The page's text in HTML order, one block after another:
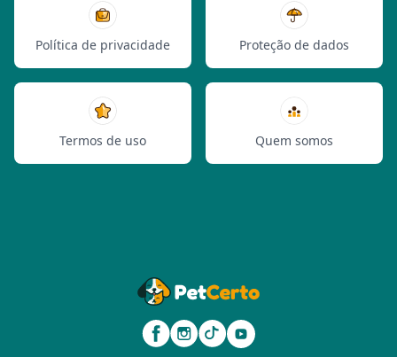
Política de privacidade Proteção de dados
Termos de uso Quem somos